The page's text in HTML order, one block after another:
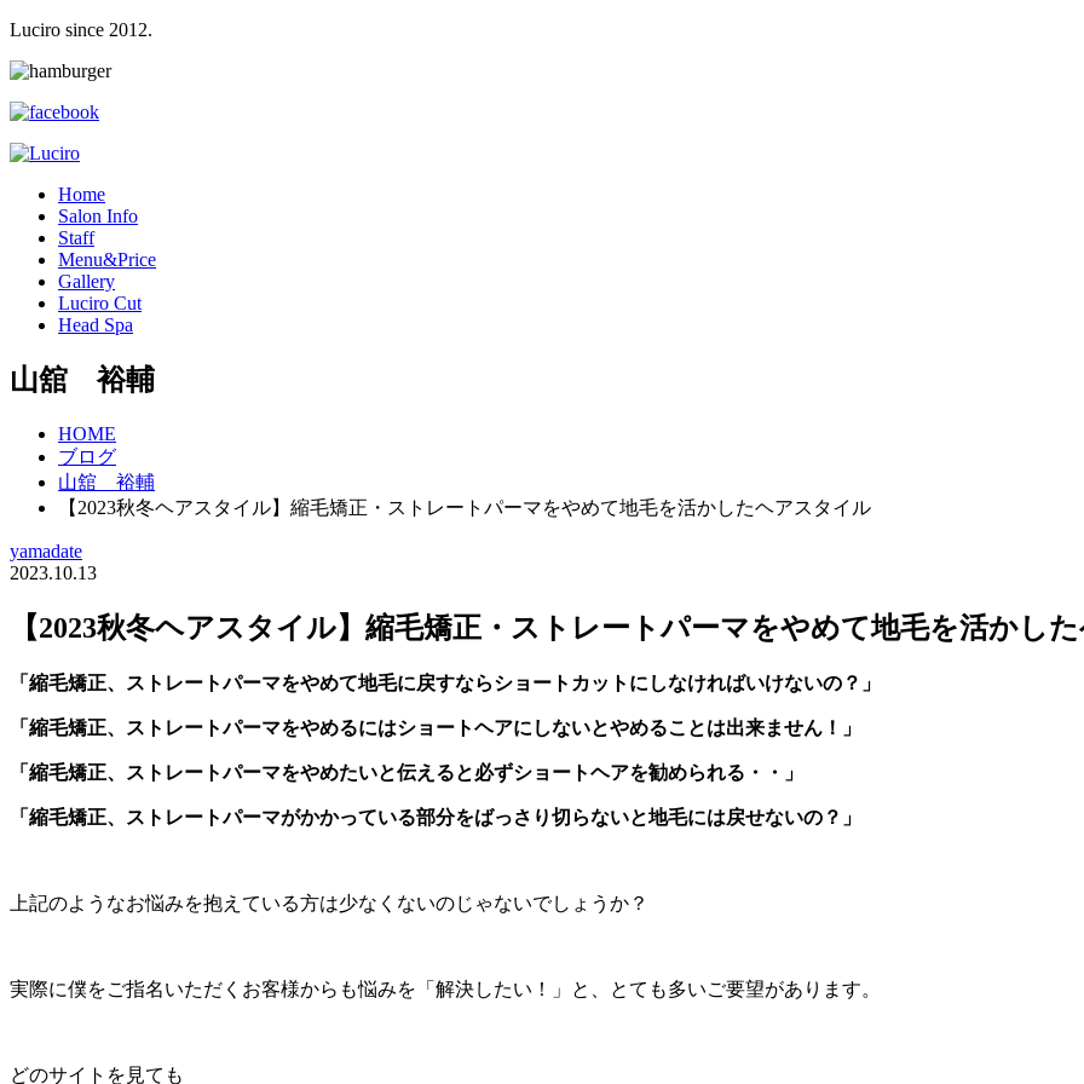
Luciro since 2012.
Home
Salon Info
Staff
Menu&Price
Gallery
Luciro Cut
Head Spa
山舘 裕輔
HOME
ブログ
山舘 裕輔
【2023秋冬ヘアスタイル】縮毛矯正・ストレートパーマをやめて地毛を活かしたヘアスタイル
yamadate
2023.10.13
【2023秋冬ヘアスタイル】縮毛矯正・ストレートパーマをやめて地毛を活かし
「縮毛矯正、ストレートパーマをやめて地毛に戻すならショートカットにしなければいけないの？」
「縮毛矯正、ストレートパーマをやめるにはショートヘアにしないとやめることは出来ません！」
「縮毛矯正、ストレートパーマをやめたいと伝えると必ずショートヘアを勧められる・・」
「縮毛矯正、ストレートパーマがかかっている部分をばっさり切らないと地毛には戻せないの？」
上記のようなお悩みを抱えている方は少なくないのじゃないでしょうか？
実際に僕をご指名いただくお客様からも悩みを「解決したい！」と、とても多いご要望があります。
どのサイトを見ても